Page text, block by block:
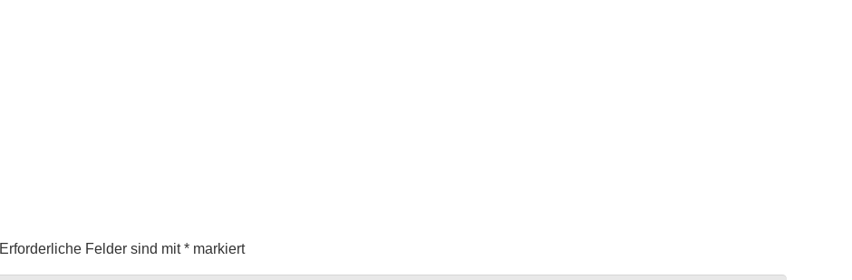
Erforderliche Felder sind mit* markiert